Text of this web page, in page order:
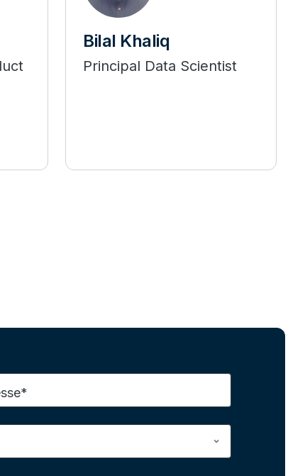
Bilal Khaliq
Principal Data Scientist